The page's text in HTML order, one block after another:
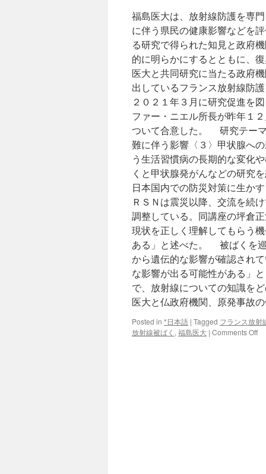
福島医大は、放射線防護を専
に伴う県民の健康影響などを
る研究で得られた知見と政府
的に明らかにするとともに、
医大と共同研究に当たる政府
出しているフランス放射線防
２０２１年３月に研究促進を
ファー・ニエル所長が昨年１
ついて合意した。 研究テー
難に伴う影響〈３〉甲状腺へ
う生活習慣病の長期的な変化
くと甲状腺発がんなどの研究
日本国内での防災対策に生か
ＲＳＮは震災以降、交流を続
調整している。同講座の坪倉
現状を正しく理解してもらう
ある」と述べた。 被ばくを
から遺伝的な影響が確認され
な影響が出る可能性がある」
で、放射線についての知識を
医大と仏政府機関、原発事故
Posted in *日本語 | Tagged フランス放射
放射線被ばく , 福島医大 | Comments Offon